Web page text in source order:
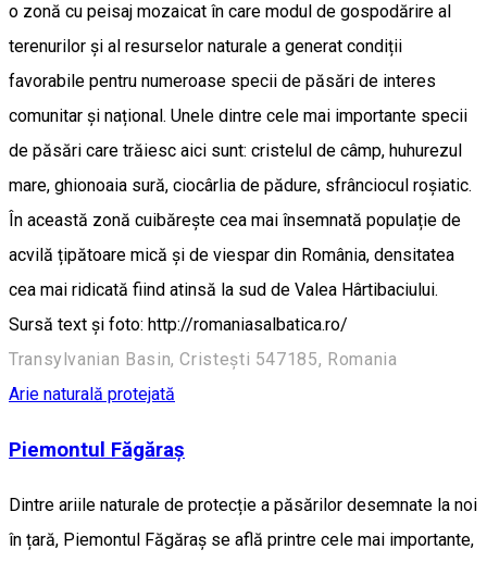
o zonă cu peisaj mozaicat în care modul de gospodărire al
terenurilor și al resurselor naturale a generat condiții
favorabile pentru numeroase specii de păsări de interes
comunitar și național. Unele dintre cele mai importante specii
de păsări care trăiesc aici sunt: cristelul de câmp, huhurezul
mare, ghionoaia sură, ciocârlia de pădure, sfrânciocul roșiatic.
În această zonă cuibărește cea mai însemnată populație de
acvilă țipătoare mică și de viespar din România, densitatea
cea mai ridicată fiind atinsă la sud de Valea Hârtibaciului.
Sursă text și foto: http://romaniasalbatica.ro/
Transylvanian Basin, Cristești 547185, Romania
Arie naturală protejată
Piemontul Făgăraș
Dintre ariile naturale de protecție a păsărilor desemnate la noi
în țară, Piemontul Făgăraș se află printre cele mai importante,